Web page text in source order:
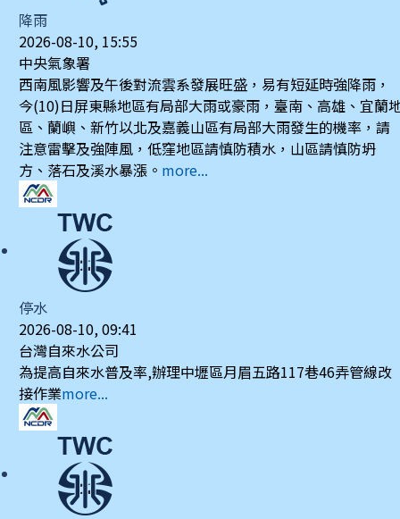
降雨
2026-08-10, 15:55
中央氣象署
西南風影響及午後對流雲系發展旺盛，易有短延時強降雨，
今(10)日屏東縣地區有局部大雨或豪雨，臺南、高雄、宜蘭
區、蘭嶼、新竹以北及嘉義山區有局部大雨發生的機率，請
注意雷擊及強陣風，低窪地區請慎防積水，山區請慎防坍
方、落石及溪水暴漲。 more...
停水
2026-08-10, 09:41
台灣自來水公司
為提高自來水普及率,辦理中壢區月眉五路117巷46弄管線改
接作業more...